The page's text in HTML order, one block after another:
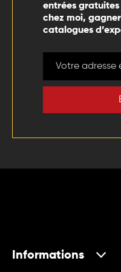
entrées gratuites
chez moi,
catalogues
Informations